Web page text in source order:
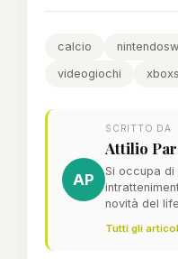
calcio
videogiochi
AP
SCRITTO DA
Attilio
Si occupa di
novità del
Tutti gli